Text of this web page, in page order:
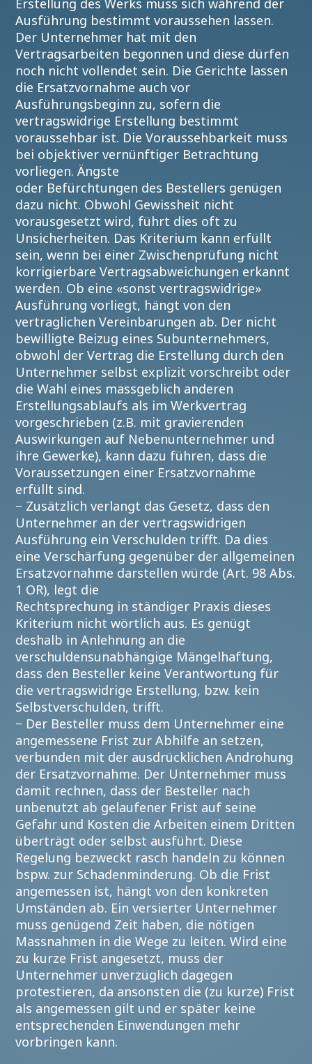
Erstellung des Werks muss sich während der
Ausführung bestimmt voraussehen lassen.
Der Unternehmer hat mit den
Vertragsarbeiten begonnen und diese dürfen
noch nicht vollendet sein. Die Gerichte lassen
die Ersatzvornahme auch vor
Ausführungsbeginn zu, sofern die
vertragswidrige Erstellung bestimmt
voraussehbar ist. Die Voraussehbarkeit muss
bei objektiver vernünftiger Betrachtung
vorliegen. Ängste
oder Befürchtungen des Bestellers genügen
dazu nicht. Obwohl Gewissheit nicht
vorausgesetzt wird, führt dies oft zu
Unsicherheiten. Das Kriterium kann erfüllt
sein, wenn bei einer Zwischenprüfung nicht
korrigierbare Vertragsabweichungen erkannt
werden. Ob eine «sonst vertragswidrige»
Ausführung vorliegt, hängt von den
vertraglichen Vereinbarungen ab. Der nicht
bewilligte Beizug eines Subunternehmers,
obwohl der Vertrag die Erstellung durch den
Unternehmer selbst explizit vorschreibt oder
die Wahl eines massgeblich anderen
Erstellungsablaufs als im Werkvertrag
vorgeschrieben (z.B. mit gravierenden
Auswirkungen auf Nebenunternehmer und
ihre Gewerke), kann dazu führen, dass die
Voraussetzungen einer Ersatzvornahme
erfüllt sind.
− Zusätzlich verlangt das Gesetz, dass den
Unternehmer an der vertragswidrigen
Ausführung ein Verschulden trifft. Da dies
eine Verschärfung gegenüber der allgemeinen
Ersatzvornahme darstellen würde (Art. 98 Abs.
1 OR), legt die
Rechtsprechung in ständiger Praxis dieses
Kriterium nicht wörtlich aus. Es genügt
deshalb in Anlehnung an die
verschuldensunabhängige Mängelhaftung,
dass den Besteller keine Verantwortung für
die vertragswidrige Erstellung, bzw. kein
Selbstverschulden, trifft.
− Der Besteller muss dem Unternehmer eine
angemessene Frist zur Abhilfe an setzen,
verbunden mit der ausdrücklichen Androhung
der Ersatzvornahme. Der Unternehmer muss
damit rechnen, dass der Besteller nach
unbenutzt ab gelaufener Frist auf seine
Gefahr und Kosten die Arbeiten einem Dritten
überträgt oder selbst ausführt. Diese
Regelung bezweckt rasch handeln zu können
bspw. zur Schadenminderung. Ob die Frist
angemessen ist, hängt von den konkreten
Umständen ab. Ein versierter Unternehmer
muss genügend Zeit haben, die nötigen
Massnahmen in die Wege zu leiten. Wird eine
zu kurze Frist angesetzt, muss der
Unternehmer unverzüglich dagegen
protestieren, da ansonsten die (zu kurze) Frist
als angemessen gilt und er später keine
entsprechenden Einwendungen mehr
vorbringen kann.